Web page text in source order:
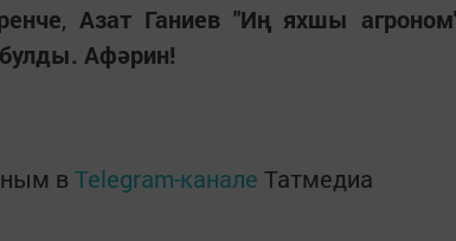
, Азат Ганиев "Иң яхшы
Афәрин!
в Telegram-канале Татмедиа